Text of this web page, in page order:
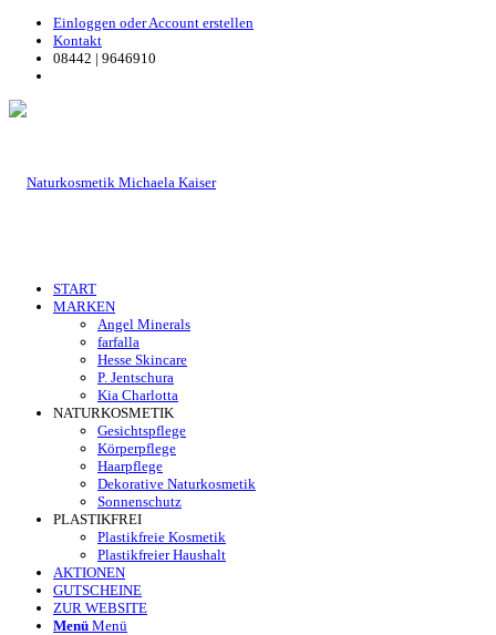
Einloggen oder Account erstellen
Kontakt
08442 | 9646910
START
MARKEN
Angel Minerals
farfalla
Hesse Skincare
P. Jentschura
Kia Charlotta
NATURKOSMETIK
Gesichtspflege
Körperpflege
Haarpflege
Dekorative Naturkosmetik
Sonnenschutz
PLASTIKFREI
Plastikfreie Kosmetik
Plastikfreier Haushalt
AKTIONEN
GUTSCHEINE
ZUR WEBSITE
Menü Menü